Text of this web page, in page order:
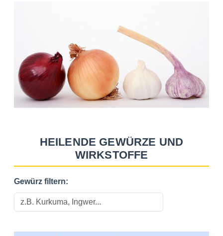
HEILENDE GEWÜRZE UND
WIRKSTOFFE
Gewürz filtern: